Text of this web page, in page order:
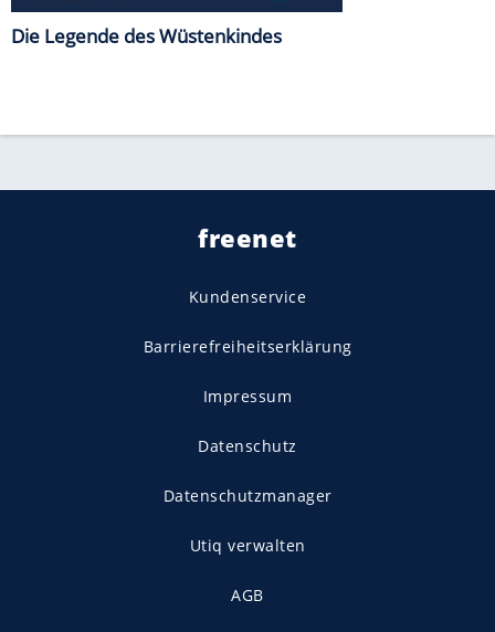
Die Legende des Wüstenkindes
freenet
Kundenservice
Barrierefreiheitserklärung
Impressum
Datenschutz
Datenschutzmanager
Utiq verwalten
AGB